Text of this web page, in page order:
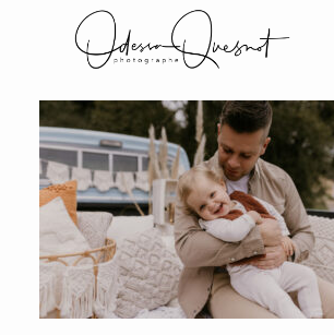
INFOS
MON TRAVAIL
VOS MOTS D'AMOUR